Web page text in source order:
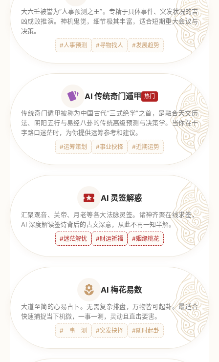
大六壬被誉为“人事预测之王”。专精于具体事件、突发状况的吉
凶成败推演。神机鬼觉，细节极其丰富，适合短期重大会议与
决策。
#人事预测 #寻物找人 #发展趋势
AI 传统奇门遁甲 热门
传统奇门遁甲被称为中国古代“三式绝学”之首，是融合天文历
法、阴阳五行与易经八卦的传统高级预测与决策学。当你在十
字路口迷茫时，为你提供运筹参考和建议。
#运筹策划 #事业抉择 #近期运势
AI 灵签解惑
汇聚观音、关帝、月老等各大法脉灵签。诸神齐聚在线求签，
AI 深度解读签诗背后的古文深意，从此不再一知半解。
#迷茫解忧 #财运祈福 #姻缘桃花
AI 梅花易数
大道至简的心易占卜。无需复杂排盘，万物皆可起卦。最适合
快速捕捉当下机微，一事一测，灵动且直击要害。
#一事一测 #突发抉择 #随时起卦